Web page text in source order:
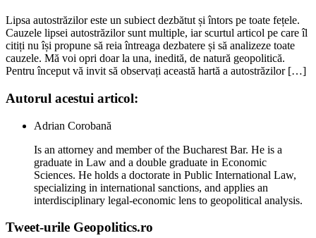
Lipsa autostrăzilor este un subiect dezbătut și întors pe toate fețele.
Cauzele lipsei autostrăzilor sunt multiple, iar scurtul articol pe care îl
citiți nu își propune să reia întreaga dezbatere și să analizeze toate
cauzele. Mă voi opri doar la una, inedită, de natură geopolitică.
Pentru început vă invit să observați această hartă a autostrăzilor […]
Autorul acestui articol:
Adrian Corobană
Is an attorney and member of the Bucharest Bar. He is a
graduate in Law and a double graduate in Economic
Sciences. He holds a doctorate in Public International Law,
specializing in international sanctions, and applies an
interdisciplinary legal-economic lens to geopolitical analysis.
Tweet-urile Geopolitics.ro